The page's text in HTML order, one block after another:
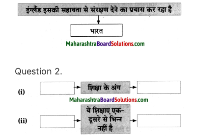
Question 2.